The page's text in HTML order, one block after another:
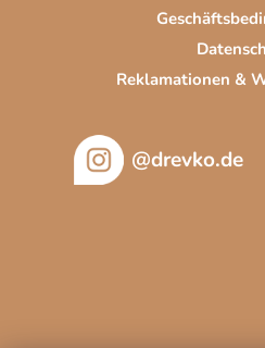
Reklamationen &
@drevko.de